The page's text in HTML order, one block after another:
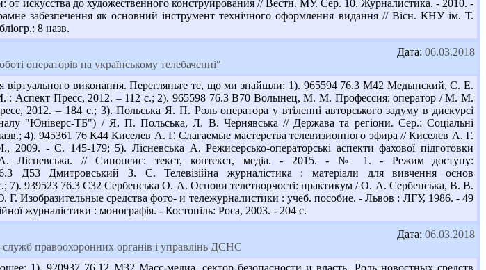
искусства до художественного конструирования // Вестн. МУ. Сер. 10. Журналистика. - 2010. -
забезпечення як основний інструмент технічного оформлення видання // Вісн. КНУ ім. Т.
8 назв.
Дата: 06.03.2018
операторів на українському телебаченні"
віртуального виконання. Перегляньте те, що ми знайшли: 1). 965594 76.3 М42 Медынский, С. Е.
Аспект Пресс, 2012. – 112 с.; 2). 965598 76.3 В70 Волынец, М. М. Профессия: оператор / М. М.
2012. – 184 с.; 3). Польська Я. П. Роль оператора у втіленні авторського задуму в дискурсі
"Юніверс-ТБ") / Я. П. Польська, Л. В. Чернявська // Держава та регіони. Сер.: Соціальні
4). 945361 76 К44 Киселев А. Г. Слагаемые мастерства телевизионного эфира // Киселев А. Г.
- С. 145-179; 5). Лісневська А. Режисерсько-операторські аспекти фахової підготовки
/ А. Лісневська. // Синопсис: текст, контекст, медіа. - 2015. - № 1. - Режим доступу:
Д53 Дмитровський З. Є. Телевізійна журналістика : матеріали для вивчення основ
7). 939523 76.3 С32 Сербенська О. А. Основи телетворчості: практикум / О. А. Сербенська, В. В.
Изобразительные средства фото- и тележурналистики : учеб. пособие. - Львов : ЛГУ, 1986. - 49
журналістики : монографія. - Костопіль: Роса, 2003. - 204 с.
Дата: 06.03.2018
служб правоохоронних органів і управлінь ДСНС
1). 920937 76.12 М32 Масс-медиа, сектор безопасности и власть. Роль новостных средств